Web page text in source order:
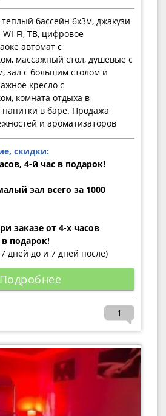
бассейн 6х3м, джакузи
FI, ТВ, цифровое
автомат с
массажный стол, душевые с
зал с большим столом и
кресло с
комната отдыха в
напитки в баре. Продажа
и ароматизаторов
скидки:
4-й час в подарок!
зал всего за 1000
заказе от 4-х часов
подарок!
дней до и 7 дней после)
Подробнее
1